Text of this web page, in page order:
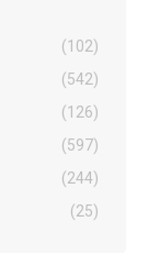
(102)
(542)
(126)
(597)
(244)
(25)